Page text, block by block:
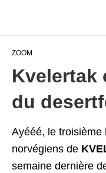
ZOOM
Kvelertak
du
Ayééé, le troisième
norvégiens de
semaine dernière